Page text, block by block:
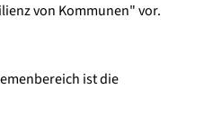
von Kommunen" vor.
ist die